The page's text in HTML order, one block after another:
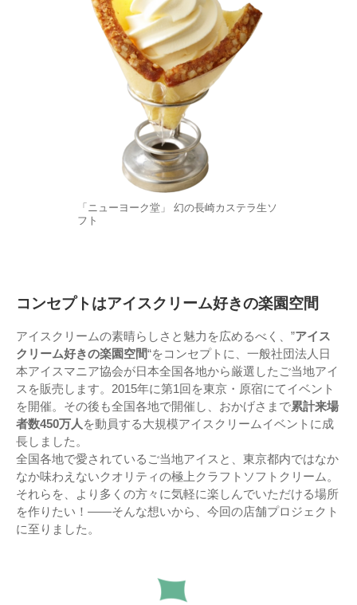
「ニューヨーク堂」 幻の長崎カステラ生ソ
フト
コンセプトはアイスクリーム好きの楽園空間
アイスクリームの素晴らしさと魅力を広めるべく、”アイス
クリーム好きの楽園空間“をコンセプトに、一般社団法人日
本アイスマニア協会が日本全国各地から厳選したご当地アイ
スを販売します。2015年に第1回を東京・原宿にてイベント
を開催。その後も全国各地で開催し、おかげさまで累計来場
者数450万人 を動員する大規模アイスクリームイベントに成
長しました。
全国各地で愛されているご当地アイスと、東京都内ではなか
なか味わえないクオリティの極上クラフトソフトクリーム。
それらを、より多くの方々に気軽に楽しんでいただける場所
を作りたい！——そんな想いから、今回の店舗プロジェクト
に至りました。